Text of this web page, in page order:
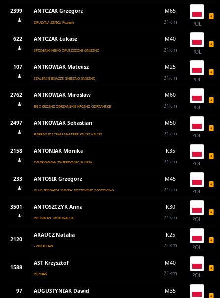
2399 ANTCZAK Grzegorz
DRUŻYNA SZPIKU Poznań
M65
21km
POL
622 ANTCZAK Łukasz
SPODENKI NISKO OPUSZCZONE GNIEZNO
M40
21km
POL
107 ANTKOWIAK Mateusz
SZALENI BIEGACZE GNIEZNO GNIEZNO
M25
21km
POL
2762 ANTKOWIAK Mirosław
BBC KROSNO ODRZAŃSKIE KROSNO ODRZAŃSKIE
M60
21km
POL
2497 ANTKOWIAK Sebastian
BARRACUDA TEAM MASTERS KALISZ KALISZ
M50
21km
POL
2158 ANTONIAK Monika
ZWARIOWANY ZWIERZYNIEC SŁUPSK
K35
21km
POL
233 ANTOSIK Grzegorz
KLUB BIEGACZA `BRYZA` POSTOMINO POSTOMINO
M45
21km
POL
3501 ANTOSZCZYK Anna
PIOTRKÓW TRYBUNALSKI
K30
21km
POL
2120
ARAUCZ Natalia
- WROCŁAW
K25
21km
POL
1588
AST Krzysztof
POZNAŃ
M40
21km
POL
97 AUGUSTYNIAK Dawid
M35